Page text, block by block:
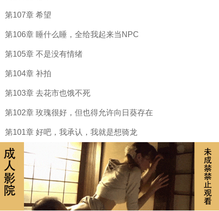
第107章 希望
第106章 睡什么睡，全给我起来当NPC
第105章 不是没有情绪
第104章 补拍
第103章 去花市也饿不死
第102章 玫瑰很好，但也得允许向日葵存在
第101章 好吧，我承认，我就是想骑龙